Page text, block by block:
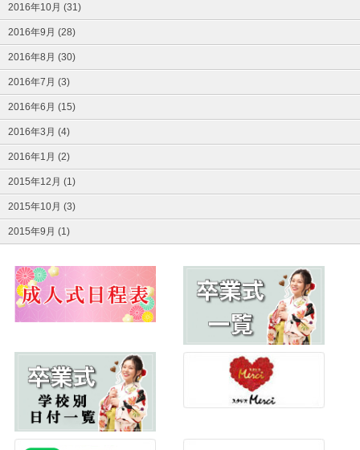
2016年10月 (31)
2016年9月 (28)
2016年8月 (30)
2016年7月 (3)
2016年6月 (15)
2016年3月 (4)
2016年1月 (2)
2015年12月 (1)
2015年10月 (3)
2015年9月 (1)